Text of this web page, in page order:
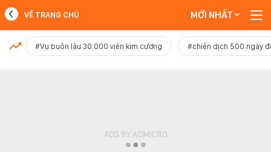
MỚI NHẤT
VỀ TRANG CHỦ MỚI NHẤT
#Vụ buôn lậu 30.000 viên kim cương #chiến dịch 500 ngày